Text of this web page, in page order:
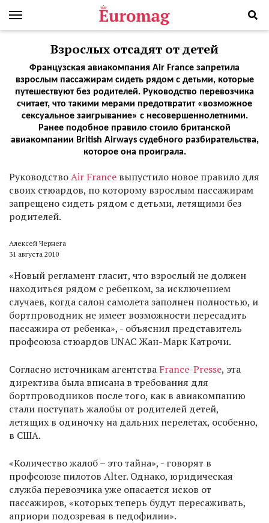
Взрослых отсадят от детей
Французская авиакомпания Air France запретила
взрослым пассажирам сидеть рядом с детьми, которые
путешествуют без родителей. Руководство перевозчика
считает, что такими мерами предотвратит «возможное
сексуальное заигрывание» с несовершеннолетними.
Ранее подобное правило стоило британской
авиакомпании British Airways судебного разбирательства,
которое она проиграла.
РуководствоAir France выпустило новое правило для
своих стюардов, по которому взрослым пассажирам
запрещено сидеть рядом с детьми, летящими без
родителей.
Алексей Чернега
31 августа 2010
«Новый регламент гласит, что взрослый не должен
находиться рядом с ребенком, за исключением
случаев, когда салон самолета заполнен полностью, и
бортпроводник не имеет возможности пересадить
пассажира от ребенка», - объяснил представитель
профсоюза стюардов UNAC Жан-Марк Катрочи.
Согласно источникам агентства France-Presse, эта
директива была вписана в требования для
бортпроводников после того, как в авиакомпанию
стали поступать жалобы от родителей детей,
летящих в одиночку на дальних перелетах, особенно,
в США.
«Количество жалоб – это тайна», - говорят в
профсоюзе пилотов Alter. Однако, юридическая
служба перевозчика уже опасается исков от
пассажиров, «которых теперь будут пересаживать,
априори подозревая в педофилии».